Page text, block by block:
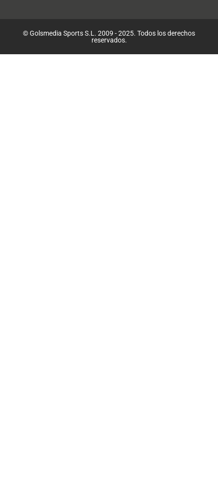
© Golsmedia Sports S.L. 2009 - 2025. Todos los derechos
reservados.